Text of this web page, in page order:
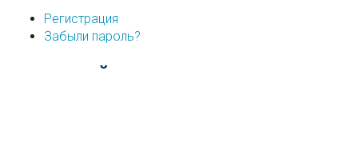
Регистрация
Забыли пароль?
...или войдите используя